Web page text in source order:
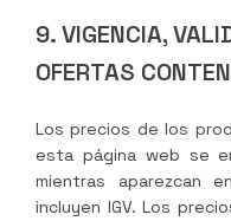
9. VIGENCIA,
OFERTAS
Los precios de los
esta página web se
mientras aparezcan
incluyen IGV. Los